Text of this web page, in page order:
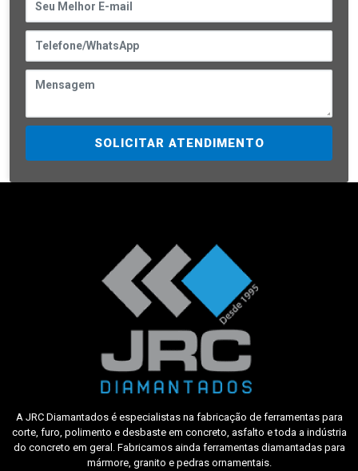
SOLICITAR ATENDIMENTO
A JRC Diamantados é especialistas na fabricação de ferramentas para
corte, furo, polimento e desbaste em concreto, asfalto e toda a indústria
do concreto em geral. Fabricamos ainda ferramentas diamantadas para
mármore, granito e pedras ornamentais.